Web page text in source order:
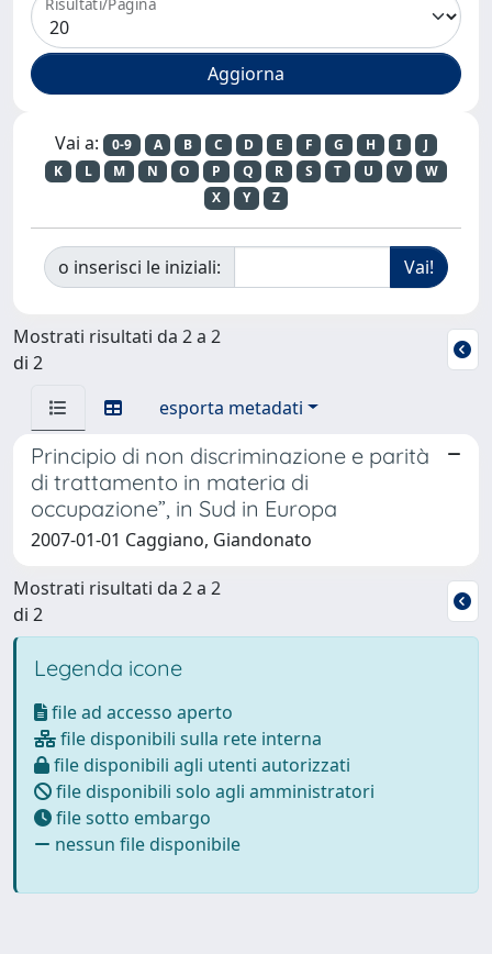
Risultati/Pagina
Vai a: 0-9 A B C D E F G H I
J
K
L M N O P Q R S T U V
W
X
Y Z
o inserisci le iniziali:
Mostrati risultati da 2 a 2
di 2
esporta metadati
Principio di non discriminazione e parità
di trattamento in materia di
occupazione”, in Sud in Europa
2007-01-01 Caggiano, Giandonato
Mostrati risultati da 2 a 2
di 2
Legenda icone
file ad accesso aperto
file disponibili sulla rete interna
file disponibili agli utenti autorizzati
file disponibili solo agli amministratori
file sotto embargo
nessun file disponibile